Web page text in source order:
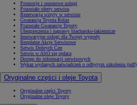
Promocje i sezonowe usługi
Pozostałe oferty serwisu
Rezerwacja wizyty w serwisie
Gwarancja Toyota Relax
Pozostałe Gwarancje Toyoty
Ubezpieczenia i naprawy blacharsko-lakiernicze
Innowacyjne usługi dla Twojej wygody
Bezpłatne Akcje Serwisowe
Serwis Dobrych Cen
Serwis w ASO się opłaca
Dostęp do informacji serwisowych
Wykaz wydanych zaświadczeń o odbytym szkoleniu (pdf)
Oryginalne części i oleje Toyota
Oryginalne części Toyoty
Oryginalne oleje Toyoty